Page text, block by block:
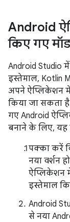
Android
किए गए
Android Studio
इस्तेमाल, Kotlin
अपने ऐप्लिकेशन
किया जा सकता
गए Android
बनाने के लिए, यह
पक्का करें
नया वर्शन
ऐप्लिकेशन
इस्तेमाल
Android
से नया